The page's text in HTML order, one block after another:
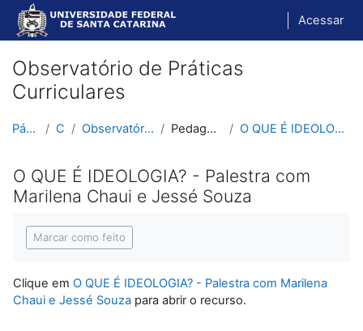
Ir para o conteúdo principal
Acessar
Observatório de Práticas
Curriculares
Página inicial Cursos Observatório de Práticas Curriculares Pedagogia Histórico-Crítica O QUE É IDEOLOGIA? - Palestra com Marilena Chaui e...
O QUE É IDEOLOGIA? - Palestra com
Marilena Chaui e Jessé Souza
Marcar como feito
Clique em O QUE É IDEOLOGIA? - Palestra com Marilena
Chaui e Jessé Souza para abrir o recurso.